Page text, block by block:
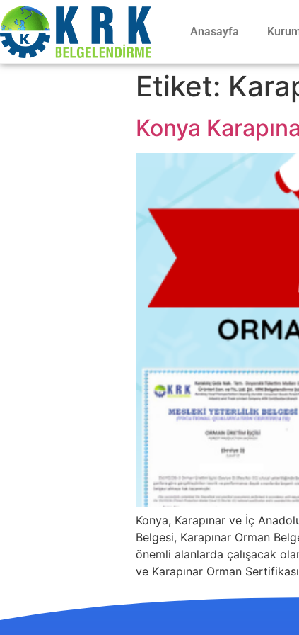
Anasayfa
Etiket:
Konya
Konya, Karapınar ve İç
Belgesi, Karapınar Orman
önemli alanlarda çalışacak
ve Karapınar Orman